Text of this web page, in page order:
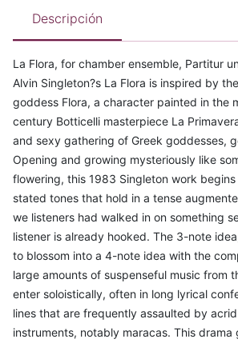
Descripción
La Flora, for chamber ensemble, Partitur
Alvin Singleton?s La Flora is inspired by
goddess Flora, a character painted in the
century Botticelli masterpiece La
and sexy gathering of Greek goddesses,
Opening and growing mysteriously like
flowering, this 1983 Singleton work
stated tones that hold in a tense
we listeners had walked in on something
listener is already hooked. The 3-note
to blossom into a 4-note idea with the
large amounts of suspenseful music from
enter soloistically, often in long lyrical
lines that are frequently assaulted by
instruments, notably maracas. This